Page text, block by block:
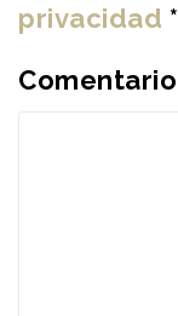
privacidad *
Comentario